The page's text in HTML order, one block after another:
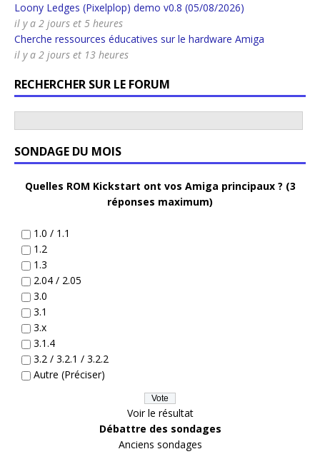
Loony Ledges (Pixelplop) demo v0.8 (05/08/2026)
il y a 2 jours et 5 heures
Cherche ressources éducatives sur le hardware Amiga
il y a 2 jours et 13 heures
RECHERCHER SUR LE FORUM
SONDAGE DU MOIS
Quelles ROM Kickstart ont vos Amiga principaux ? (3
réponses maximum)
1.0 / 1.1
1.2
1.3
2.04 / 2.05
3.0
3.1
3.x
3.1.4
3.2 / 3.2.1 / 3.2.2
Autre (Préciser)
Voir le résultat
Débattre des sondages
Anciens sondages